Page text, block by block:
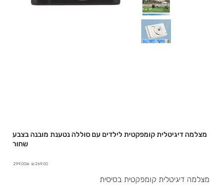
מצלמה דיגיטלית קומפקטית לילדים עם סוללה נטענת מובנה בצבע
שחור
מחיר
‏299.00 ‏₪ מחיר
‏269.00 ‏₪
מצלמה דיגיטלית קומפקטית בסיסית